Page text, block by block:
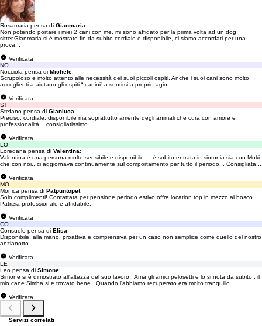
Rosamaria pensa di Gianmaria:
Non potendo portare i miei 2 cani con me, mi sono affidato per la prima volta ad un dog
sitter.Gianmaria si è mostrato fin da subito cordiale e disponibile, ci siamo accordati per una
prova...
Verificata
NO
Nocciola pensa di Michele:
Scrupoloso e molto attento alle necessità dei suoi piccoli ospiti. Anche i suoi cani sono molto
accoglienti a aiutano gli ospiti “ canini” a sentirsi a proprio agio .
Verificata
ST
Stefano pensa di Gianluca:
Preciso, cordiale, disponibile ma soprattutto amente degli animali che cura con amore e
professionalità... consigliatissimo...
Verificata
LO
Loredana pensa di Valentina:
Valentina è una persona molto sensibile e disponibile.... è subito entrata in sintonia sia con Moki
che con noi...ci aggiornava continuamente sul comportamento per tutto il periodo... Consigliata...
Verificata
MO
Monica pensa di Patpuntopet:
Solo complimenti! Contattata per pensione periodo estivo offre location top in mezzo al bosco.
Patrizia professionale e affidabile.
Verificata
CO
Consuelo pensa di Elisa:
Disponibile, alla mano, proattiva e comprensiva per un caso non semplice come quello del nostro
anzianotto.
Verificata
LE
Leo pensa di Simone:
Simone si è dimostrato all'altezza del suo lavoro . Ama gli amici pelosetti e lo si nota da subito , il
mio cane Simba si e trovato bene . Quando l'abbiamo recuperato era molto tranquillo ....
Verificata
Servizi correlati